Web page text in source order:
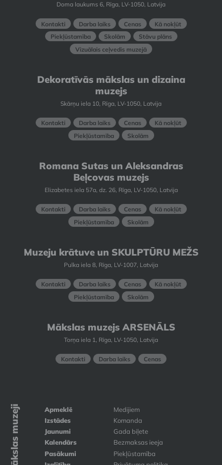
Doma laukums 6, Rīga, LV-1050, Latvija
Kontakti Darba laiks Cenas
Kā nokļūt
Piekļūstamība
Skolām
Stāvu plāns
Vizuālais ceļvedis muzejā
Dekoratīvās mākslas un dizaina
muzejs
Skārņu iela 10, Rīga, LV-1050, Latvija
Kontakti Darba laiks Cenas
Kā nokļūt
Piekļūstamība
Skolām
Romana Sutas un Aleksandras
Beļcovas muzejs
Elizabetes iela 57a, dz. 26, Rīga, LV-1050, Latvija
Kontakti Darba laiks Cenas
Kā nokļūt
Piekļūstamība
Skolām
Muzeju krātuve un SKULPTŪRU MEŽS
Pulka iela 8, Rīga, LV-1007, Latvija
Kontakti Darba laiks Cenas
Kā nokļūt
Piekļūstamība
Skolām
Mākslas muzejs ARSENĀLS
Torņa iela 1, Rīga, LV-1050, Latvija
Kontakti Darba laiks Cenas
Mākslas muzeji
Apmeklē
Izstādes
Jaunumi
Kalendārs
Pasākumi
Medijiem
Komanda
Gada biļete
Bezmaksas ieeja
Piekļūstamība